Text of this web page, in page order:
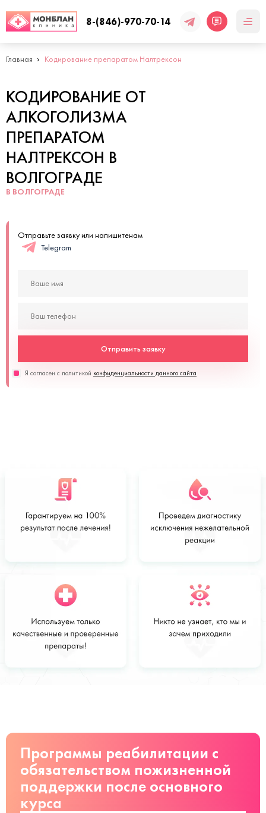
8-(846)-970-70-14
Главная Кодирование препаратом Налтрексон
КОДИРОВАНИЕ ОТ
АЛКОГОЛИЗМА
ПРЕПАРАТОМ
НАЛТРЕКСОН В
ВОЛГОГРАДЕ
В ВОЛГОГРАДЕ
Отправьте заявку или напишитенам
Telegram
Отправить заявку
Я согласен с политикой конфиденциальности данного сайта
Стоимость
от 11000 руб
Заказать
Программы реабилитации с
обязательством пожизненной
поддержки после основного
курса